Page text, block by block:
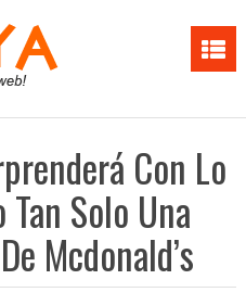
Con Lo
Tan Solo Una
Mcdonald’s